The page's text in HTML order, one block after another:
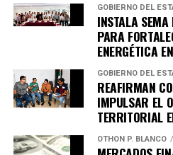
Al menos siete personas
entre manifestantes y fuerzas
detención del líder opositor
helicóptero a un destino no
internacionales expresaron
electoral.
8. Expresidente
GOBIERNO DEL
INSTALA
PARA
ENERGÉTICA
GOBIERNO DEL
REAFIRMAN
IMPULSAR EL
TERRITORIAL
OTHON P. BLANCO